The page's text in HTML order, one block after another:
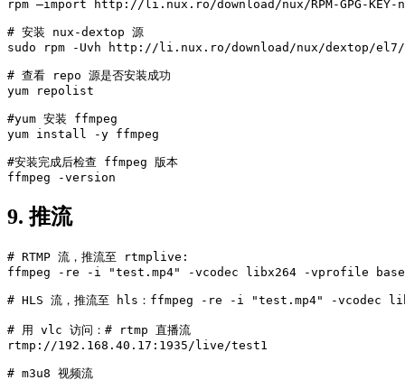
rpm –import http://li.nux.ro/download/nux/RPM-GPG-KEY-
# 安装 nux-dextop 源
sudo rpm -Uvh http://li.nux.ro/download/nux/dextop/el7/
# 查看 repo 源是否安装成功
yum repolist
#yum 安装 ffmpeg
yum install -y ffmpeg
#安装完成后检查 ffmpeg 版本
ffmpeg -version
9. 推流
# RTMP 流，推流至 rtmplive:
ffmpeg -re -i "test.mp4" -vcodec libx264 -vprofile
# HLS 流，推流至 hls：ffmpeg -re -i "test.mp4" -
# 用 vlc 访问：# rtmp 直播流
rtmp://192.168.40.17:1935/live/test1
# m3u8 视频流